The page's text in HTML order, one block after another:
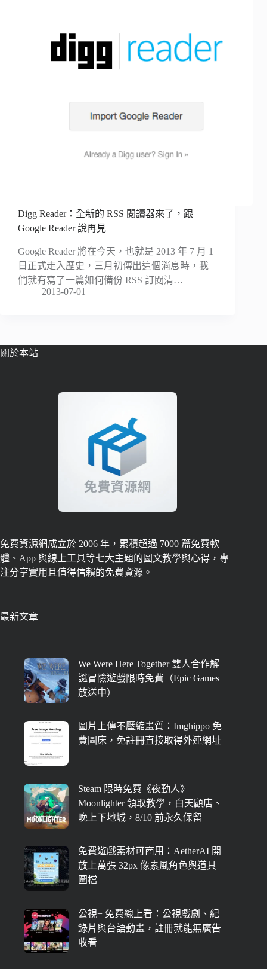
Digg Reader：全新的 RSS 閱讀器來了，跟
Google Reader 說再見
Google Reader 將在今天，也就是 2013 年 7 月 1
日正式走入歷史，三月初傳出這個消息時，我
們就有寫了一篇如何備份 RSS 訂閱清…
2013-07-01
關於本站
免費資源網成立於 2006 年，累積超過 7000 篇免費軟
體、App 與線上工具等七大主題的圖文教學與心得，專
注分享實用且值得信賴的免費資源。
最新文章
We Were Here Together 雙人合作解
謎冒險遊戲限時免費（Epic Games
放送中）
圖片上傳不壓縮畫質：Imghippo 免
費圖床，免註冊直接取得外連網址
Steam 限時免費《夜勤人》
Moonlighter 領取教學，白天顧店、
晚上下地城，8/10 前永久保留
免費遊戲素材可商用：AetherAI 開
放上萬張 32px 像素風角色與道具
圖檔
公視+ 免費線上看：公視戲劇、紀
錄片與台語動畫，註冊就能無廣告
收看